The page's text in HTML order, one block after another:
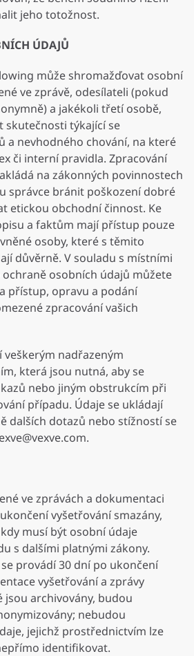
jeho totožnost.
ÚDAJŮ
může shromažďovat osobní
ve zprávě, odesílateli (pokud
a jakékoli třetí osobě,
skutečnosti týkající se
a nevhodného chování, na které
či interní pravidla. Zpracování
na zákonných povinnostech
správce bránit poškození dobré
etickou obchodní činnost. Ke
a faktům mají přístup pouze
osoby, které s těmito
důvěrně. V souladu s místními
osobních údajů můžete
přístup, opravu a podání
zpracování vašich
veškerým nadřazeným
která jsou nutná, aby se
nebo jiným obstrukcím při
případu. Údaje se ukládají
dalších dotazů nebo stížností se
ve zprávách a dokumentaci
vyšetřování smazány,
musí být osobní údaje
s dalšími platnými zákony.
provádí 30 dní po ukončení
vyšetřování a zprávy
jsou archivovány, budou
nebudou
jejichž prostřednictvím lze
identifikovat.